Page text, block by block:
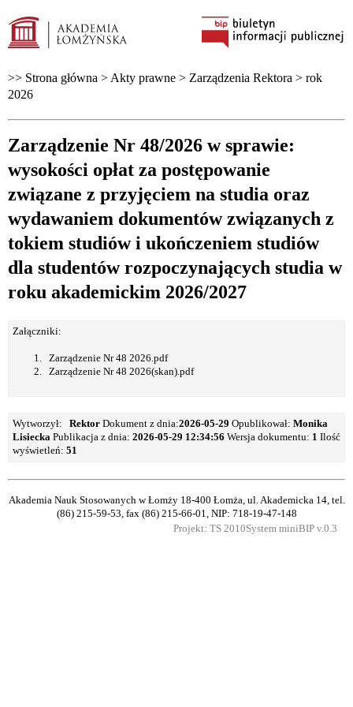
>> Strona główna > Akty prawne > Zarządzenia Rektora > rok
2026
Zarządzenie Nr 48/2026 w sprawie:
wysokości opłat za postępowanie
związane z przyjęciem na studia oraz
wydawaniem dokumentów związanych z
tokiem studiów i ukończeniem studiów
dla studentów rozpoczynających studia w
roku akademickim 2026/2027
Załączniki:
Zarządzenie Nr 48 2026.pdf
Zarządzenie Nr 48 2026(skan).pdf
Wytworzył: Rektor Dokument z dnia:2026-05-29 Opublikował: Monika
Lisiecka Publikacja z dnia: 2026-05-29 12:34:56 Wersja dokumentu: 1 Ilość
wyświetleń: 51
Akademia Nauk Stosowanych w Łomży18-400 Łomża, ul. Akademicka 14, tel.
(86) 215-59-53, fax (86) 215-66-01, NIP: 718-19-47-148
Projekt: TS 2010System miniBIP v.0.3